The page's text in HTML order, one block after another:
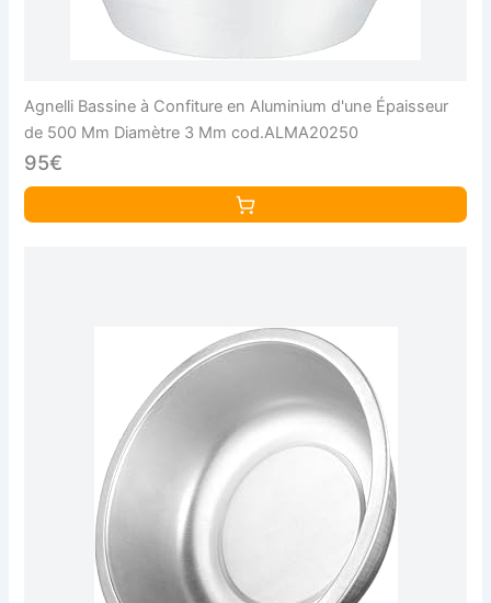
Agnelli Bassine à Confiture en Aluminium d'une Épaisseur
de 500 Mm Diamètre 3 Mm cod.ALMA20250
95€